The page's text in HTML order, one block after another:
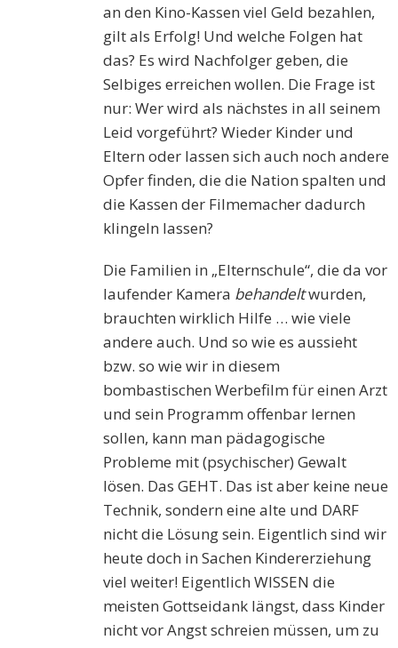
an den Kino-Kassen viel Geld bezahlen,
gilt als Erfolg! Und welche Folgen hat
das? Es wird Nachfolger geben, die
Selbiges erreichen wollen. Die Frage ist
nur: Wer wird als nächstes in all seinem
Leid vorgeführt? Wieder Kinder und
Eltern oder lassen sich auch noch andere
Opfer finden, die die Nation spalten und
die Kassen der Filmemacher dadurch
klingeln lassen?
Die Familien in „Elternschule“, die da vor
laufender Kamera behandeltwurden,
brauchten wirklich Hilfe … wie viele
andere auch. Und so wie es aussieht
bzw. so wie wir in diesem
bombastischen Werbefilm für einen Arzt
und sein Programm offenbar lernen
sollen, kann man pädagogische
Probleme mit (psychischer) Gewalt
lösen. Das GEHT. Das ist aber keine neue
Technik, sondern eine alte und DARF
nicht die Lösung sein. Eigentlich sind wir
heute doch in Sachen Kindererziehung
viel weiter! Eigentlich WISSEN die
meisten Gottseidank längst, dass Kinder
nicht vor Angst schreien müssen, um zu